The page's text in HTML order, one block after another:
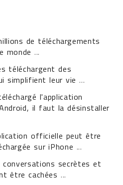
de téléchargements
monde ...
téléchargent des
simplifient leur vie ...
l'application
il faut la désinstaller
officielle peut être
sur iPhone ...
conversations secrètes et
être cachées ...